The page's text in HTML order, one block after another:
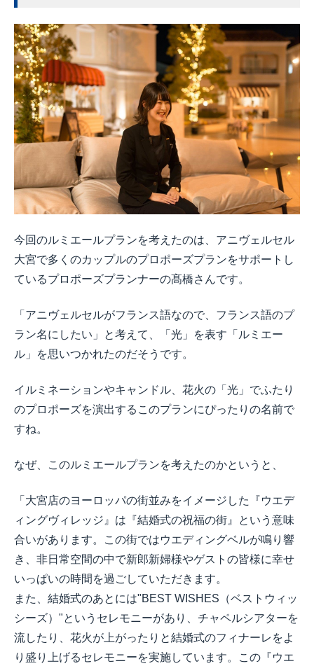
今回のルミエールプランを考えたのは、アニヴェルセル
大宮で多くのカップルのプロポーズプランをサポートし
ているプロポーズプランナーの髙橋さんです。
「アニヴェルセルがフランス語なので、フランス語のプ
ラン名にしたい」と考えて、「光」を表す「ルミエー
ル」を思いつかれたのだそうです。
イルミネーションやキャンドル、花火の「光」でふたり
のプロポーズを演出するこのプランにぴったりの名前で
すね。
なぜ、このルミエールプランを考えたのかというと、
「大宮店のヨーロッパの街並みをイメージした『ウエデ
ィングヴィレッジ』は『結婚式の祝福の街』という意味
合いがあります。この街ではウエディングベルが鳴り響
き、非日常空間の中で新郎新婦様やゲストの皆様に幸せ
いっぱいの時間を過ごしていただきます。
また、結婚式のあとには"BEST WISHES（ベストウィッ
シーズ）"というセレモニーがあり、チャペルシアターを
流したり、花火が上がったりと結婚式のフィナーレをよ
り盛り上げるセレモニーを実施しています。この『ウエ